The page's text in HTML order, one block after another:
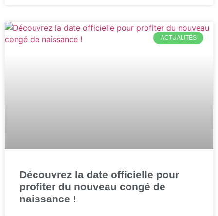
ACTUALITÉS
Découvrez la date officielle pour
profiter du nouveau congé de
naissance !